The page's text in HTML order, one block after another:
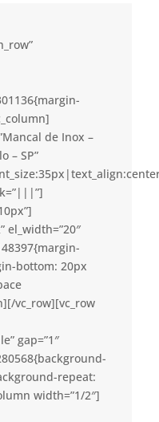
de Inox –
– SP”
el_width=”20″
bottom: 20px
vc_row][vc_row
gap=”1″
repeat:
width=”1/2″]